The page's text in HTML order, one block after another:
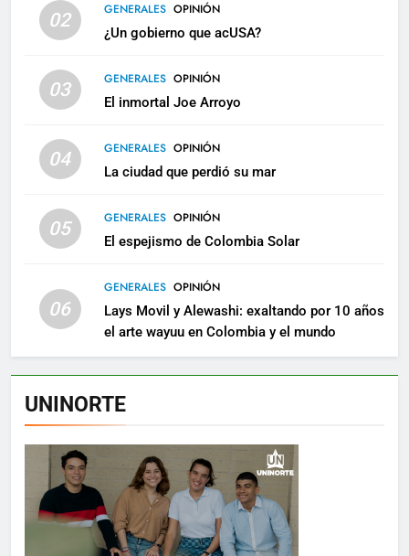
02 GENERALES OPINIÓN
¿Un gobierno que acUSA?
03 GENERALES OPINIÓN
El inmortal Joe Arroyo
04 GENERALES OPINIÓN
La ciudad que perdió su mar
05 GENERALES OPINIÓN
El espejismo de Colombia Solar
06
GENERALES OPINIÓN
Lays Movil y Alewashi: exaltando por 10 años
el arte wayuu en Colombia y el mundo
UNINORTE